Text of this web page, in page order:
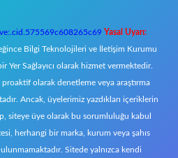
Yasal Uyarı:
Bilgi Teknolojileri ve İletişim Kurumu
Yer Sağlayıcı olarak hizmet vermektedir.
olarak denetleme veya araştırma
Ancak, üyelerimiz yazdıkları içeriklerin
siteye üye olarak bu sorumluluğu kabul
herhangi bir marka, kurum veya şahıs
Sitede yalnızca kendi